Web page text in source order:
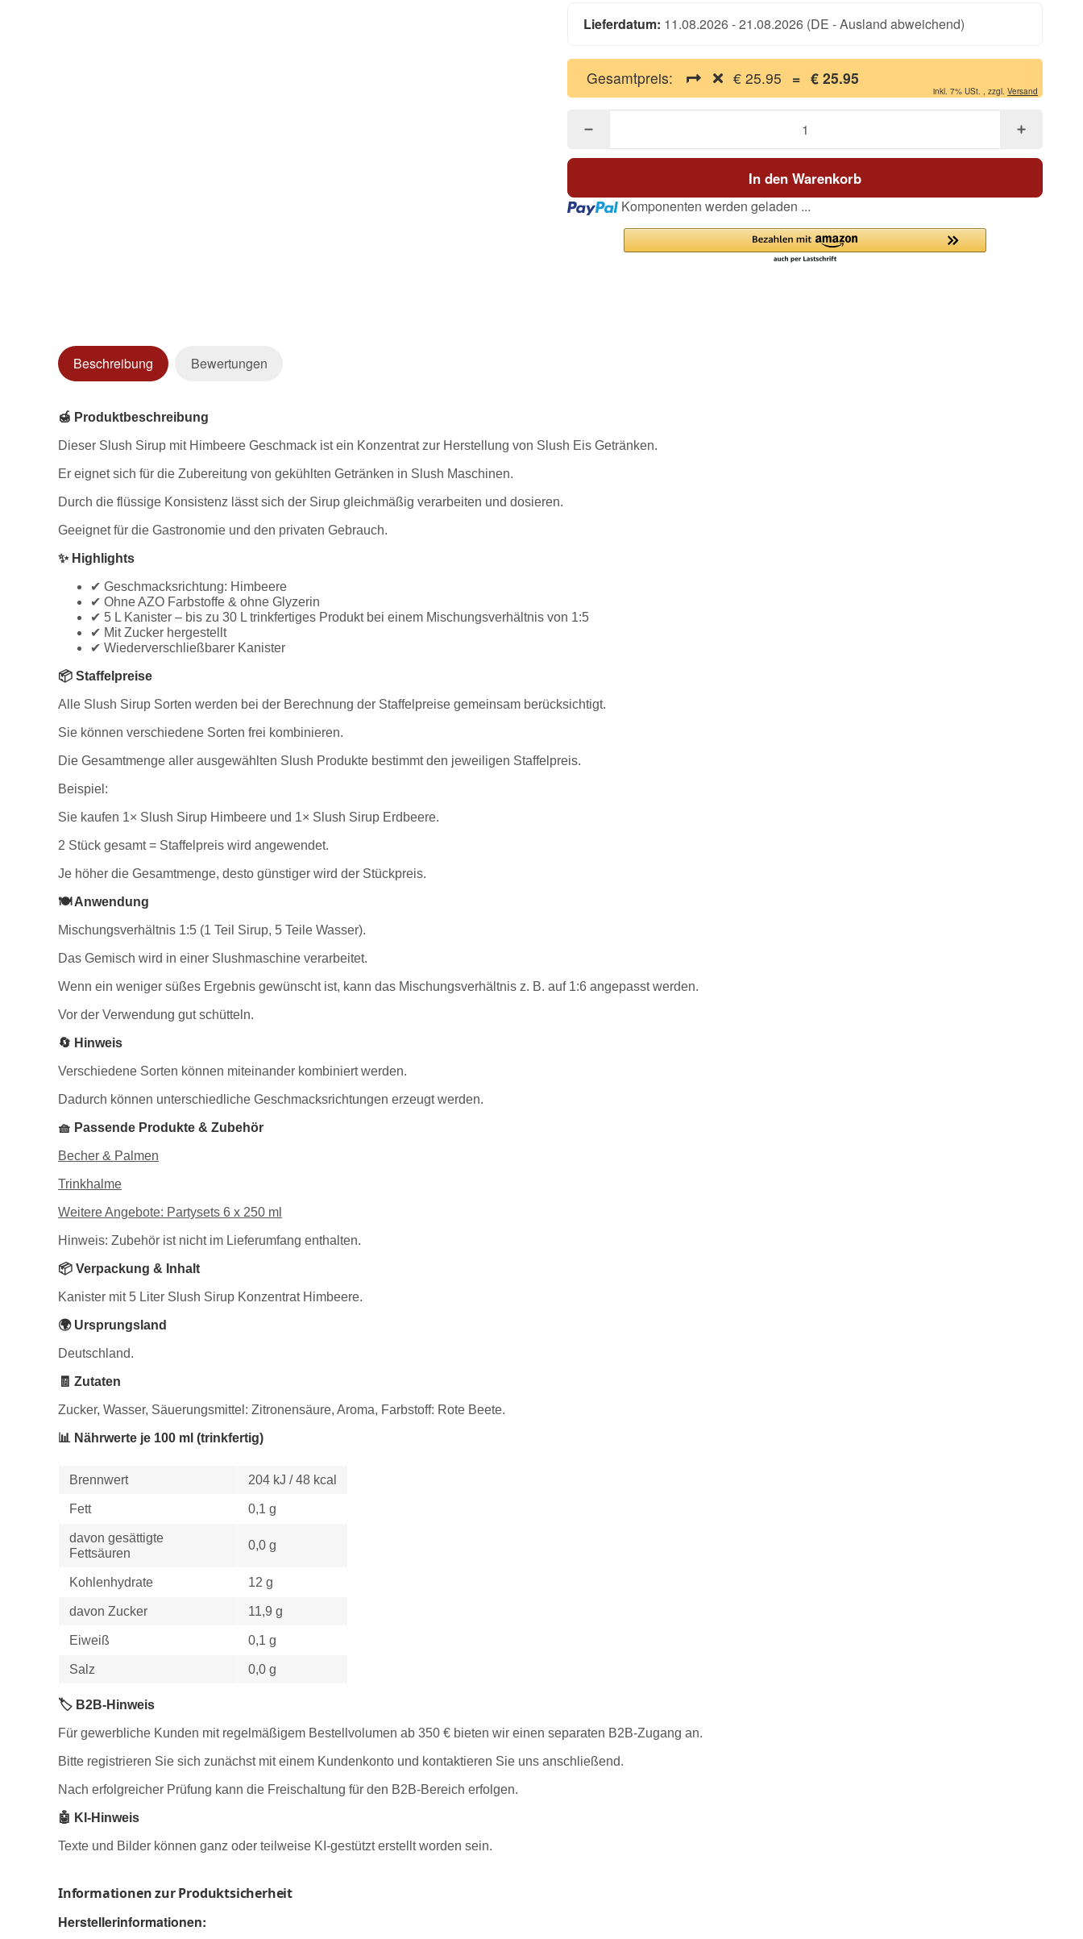
Lieferdatum: 11.08.2026 - 21.08.2026 (DE - Ausland abweichend)
Gesamtpreis: € 25.95 = € 25.95
inkl. 7% USt. , zzgl. Versand
In den Warenkorb
Loading...Komponenten werden geladen ...
Beschreibung Bewertungen
🍯 Produktbeschreibung
Dieser Slush Sirup mit Himbeere Geschmack ist ein Konzentrat zur Herstellung von Slush Eis Getränken.
Er eignet sich für die Zubereitung von gekühlten Getränken in Slush Maschinen.
Durch die flüssige Konsistenz lässt sich der Sirup gleichmäßig verarbeiten und dosieren.
Geeignet für die Gastronomie und den privaten Gebrauch.
✨ Highlights
✔ Geschmacksrichtung: Himbeere
✔ Ohne AZO Farbstoffe & ohne Glyzerin
✔ 5 L Kanister – bis zu 30 L trinkfertiges Produkt bei einem Mischungsverhältnis von 1:5
✔ Mit Zucker hergestellt
✔ Wiederverschließbarer Kanister
📦 Staffelpreise
Alle Slush Sirup Sorten werden bei der Berechnung der Staffelpreise gemeinsam berücksichtigt.
Sie können verschiedene Sorten frei kombinieren.
Die Gesamtmenge aller ausgewählten Slush Produkte bestimmt den jeweiligen Staffelpreis.
Beispiel:
Sie kaufen 1× Slush Sirup Himbeere und 1× Slush Sirup Erdbeere.
2 Stück gesamt = Staffelpreis wird angewendet.
Je höher die Gesamtmenge, desto günstiger wird der Stückpreis.
🍽️ Anwendung
Mischungsverhältnis 1:5 (1 Teil Sirup, 5 Teile Wasser).
Das Gemisch wird in einer Slushmaschine verarbeitet.
Wenn ein weniger süßes Ergebnis gewünscht ist, kann das Mischungsverhältnis z. B. auf 1:6 angepasst werden.
Vor der Verwendung gut schütteln.
🔄 Hinweis
Verschiedene Sorten können miteinander kombiniert werden.
Dadurch können unterschiedliche Geschmacksrichtungen erzeugt werden.
🧺 Passende Produkte & Zubehör
Becher & Palmen
Trinkhalme
Weitere Angebote: Partysets 6 x 250 ml
Hinweis: Zubehör ist nicht im Lieferumfang enthalten.
📦 Verpackung & Inhalt
Kanister mit 5 Liter Slush Sirup Konzentrat Himbeere.
🌍 Ursprungsland
Deutschland.
🧾 Zutaten
Zucker, Wasser, Säuerungsmittel: Zitronensäure, Aroma, Farbstoff: Rote Beete.
📊 Nährwerte je 100 ml (trinkfertig)
Brennwert 204 kJ / 48 kcal
Fett 0,1 g
davon gesättigte
Fettsäuren
0,0 g
Kohlenhydrate 12 g
davon Zucker 11,9 g
Eiweiß 0,1 g
Salz 0,0 g
🏷️ B2B-Hinweis
Für gewerbliche Kunden mit regelmäßigem Bestellvolumen ab 350 € bieten wir einen separaten B2B-Zugang an.
Bitte registrieren Sie sich zunächst mit einem Kundenkonto und kontaktieren Sie uns anschließend.
Nach erfolgreicher Prüfung kann die Freischaltung für den B2B-Bereich erfolgen.
🤖 KI-Hinweis
Texte und Bilder können ganz oder teilweise KI-gestützt erstellt worden sein.
Informationen zur Produktsicherheit
Herstellerinformationen: